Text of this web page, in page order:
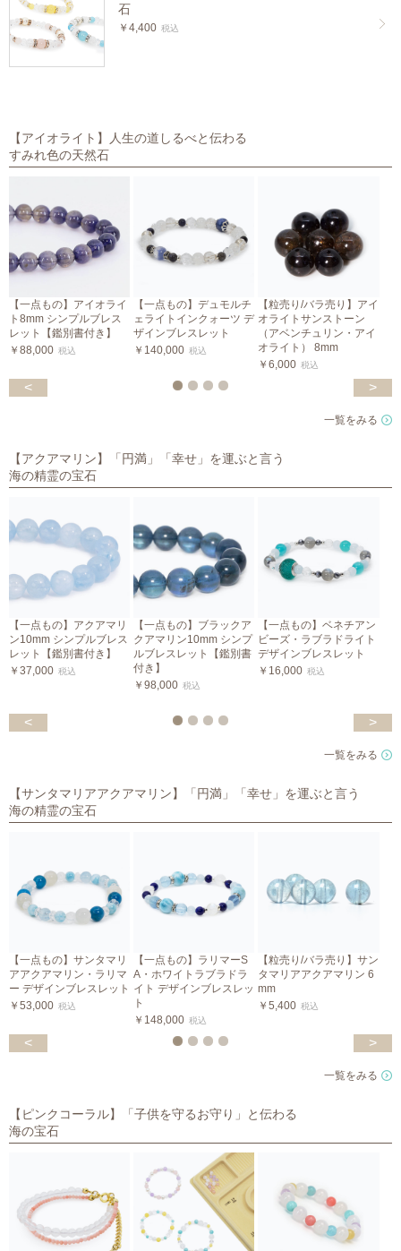
石
￥4,400 税込
【アイオライト】人生の道しるべと伝わる
すみれ色の天然石
【一点もの】アイオライ
ト8mm シンプルブレス
レット【鑑別書付き】
￥88,000 税込
【一点もの】デュモルチ
ェライトインクォーツ デ
ザインブレスレット
￥140,000 税込
【粒売り/バラ売り】アイ
オライトサンストーン
（アベンチュリン・アイ
オライト） 8mm
￥6,000 税込
< >
一覧をみる
【アクアマリン】「円満」「幸せ」を運ぶと言う
海の精霊の宝石
【一点もの】アクアマリ
ン10mm シンプルブレス
レット【鑑別書付き】
￥37,000 税込
【一点もの】ブラックア
クアマリン10mm シンプ
ルブレスレット【鑑別書
付き】
￥98,000 税込
【一点もの】ベネチアン
ビーズ・ラブラドライト
デザインブレスレット
￥16,000 税込
< >
一覧をみる
【サンタマリアアクアマリン】「円満」「幸せ」を運ぶと言う
海の精霊の宝石
【一点もの】サンタマリ
アアクアマリン・ラリマ
ー デザインブレスレット
￥53,000 税込
【一点もの】ラリマーS
A・ホワイトラブラドラ
イト デザインブレスレッ
ト
￥148,000 税込
【粒売り/バラ売り】サン
タマリアアクアマリン 6
mm
￥5,400 税込
< >
一覧をみる
【ピンクコーラル】「子供を守るお守り」と伝わる
海の宝石